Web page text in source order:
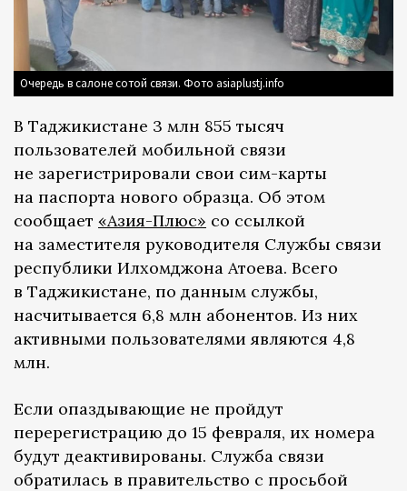
Очередь в салоне сотой связи. Фото asiaplustj.info
В Таджикистане 3 млн 855 тысяч
пользователей мобильной связи
не зарегистрировали свои сим-карты
на паспорта нового образца. Об этом
сообщает «Азия-Плюс» со ссылкой
на заместителя руководителя Службы связи
республики Илхомджона Атоева. Всего
в Таджикистане, по данным службы,
насчитывается 6,8 млн абонентов. Из них
активными пользователями являются 4,8
млн.
Если опаздывающие не пройдут
перерегистрацию до 15 февраля, их номера
будут деактивированы. Служба связи
обратилась в правительство с просьбой